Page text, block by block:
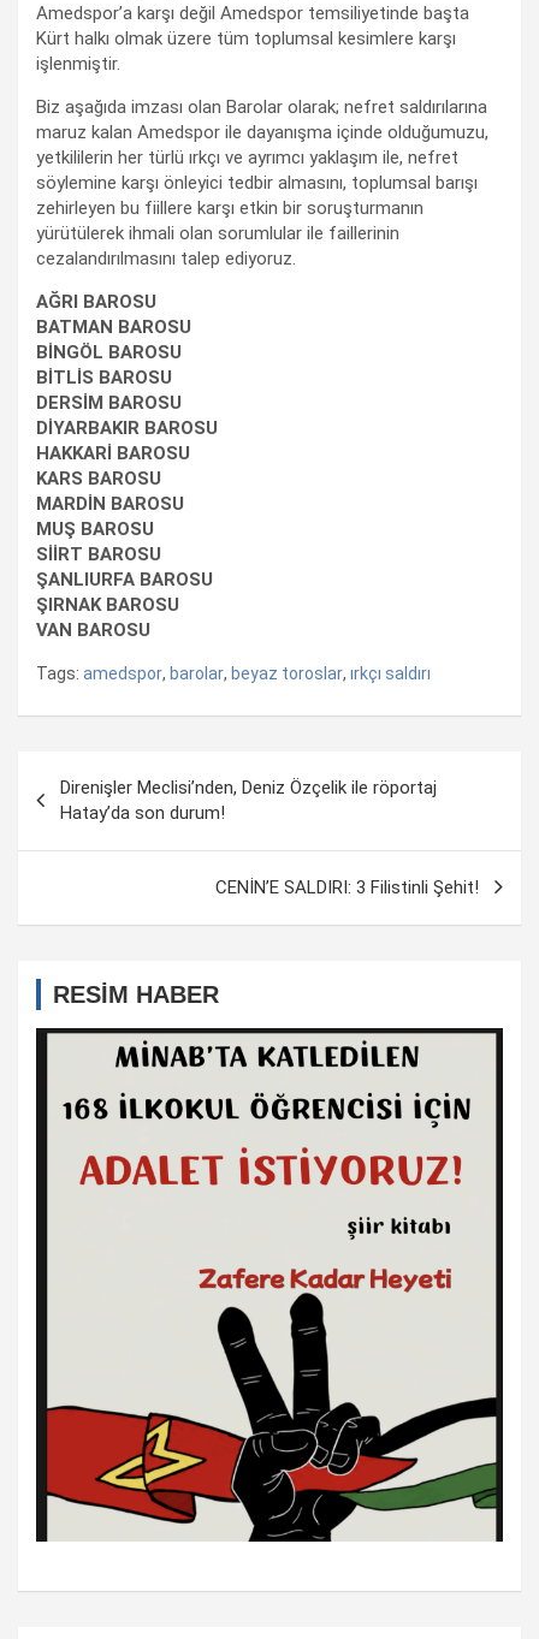
Amedspor’a karşı değil Amedspor temsiliyetinde başta
Kürt halkı olmak üzere tüm toplumsal kesimlere karşı
işlenmiştir.
Biz aşağıda imzası olan Barolar olarak; nefret saldırılarına
maruz kalan Amedspor ile dayanışma içinde olduğumuzu,
yetkililerin her türlü ırkçı ve ayrımcı yaklaşım ile, nefret
söylemine karşı önleyici tedbir almasını, toplumsal barışı
zehirleyen bu fiillere karşı etkin bir soruşturmanın
yürütülerek ihmali olan sorumlular ile faillerinin
cezalandırılmasını talep ediyoruz.
AĞRI BAROSU
BATMAN BAROSU
BİNGÖL BAROSU
BİTLİS BAROSU
DERSİM BAROSU
DİYARBAKIR BAROSU
HAKKARİ BAROSU
KARS BAROSU
MARDİN BAROSU
MUŞ BAROSU
SİİRT BAROSU
ŞANLIURFA BAROSU
ŞIRNAK BAROSU
VAN BAROSU
Tags: amedspor, barolar, beyaz toroslar, ırkçı saldırı
dolaşımı
Direnişler Meclisi’nden, Deniz Özçelik ile röportaj
Hatay’da son durum!
CENİN’E SALDIRI: 3 Filistinli Şehit!
RESİM HABER